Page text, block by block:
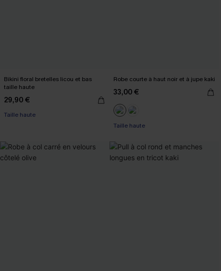
Bikini floral bretelles licou et bas
taille haute
29,90 €
Taille haute
Robe courte à haut noir et à jupe kaki
33,00 €
Taille haute